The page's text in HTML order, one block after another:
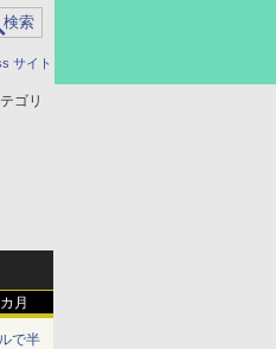
サイト
ゴリ
月
で半